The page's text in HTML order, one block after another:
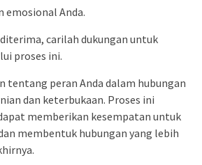
emosional Anda.
carilah dukungan untuk
proses ini.
tentang peran Anda dalam hubungan
dan keterbukaan. Proses ini
memberikan kesempatan untuk
membentuk hubungan yang lebih